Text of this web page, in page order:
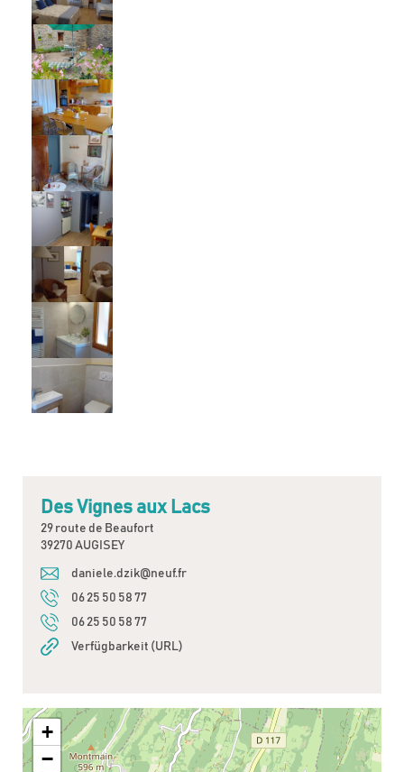
Des Vignes aux Lacs
29 route de Beaufort
39270 AUGISEY
daniele.dzik@neuf.fr
06 25 50 58 77
06 25 50 58 77
Verfügbarkeit (URL)
+
−